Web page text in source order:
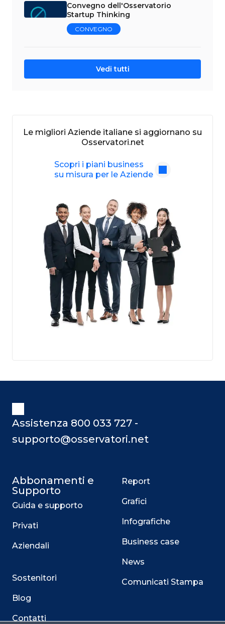
Convegno dell'Osservatorio
Startup Thinking
CONVEGNO
Vedi tutti
Le migliori Aziende italiane si aggiornano su
Osservatori.net
Scopri i piani business
su misura per le Aziende
Assistenza 800 033 727 -
supporto@osservatori.net
Abbonamenti e
Supporto
Guida e supporto
Privati
Aziendali
Sostenitori
Blog
Contatti
Report
Grafici
Infografiche
Business case
News
Comunicati Stampa